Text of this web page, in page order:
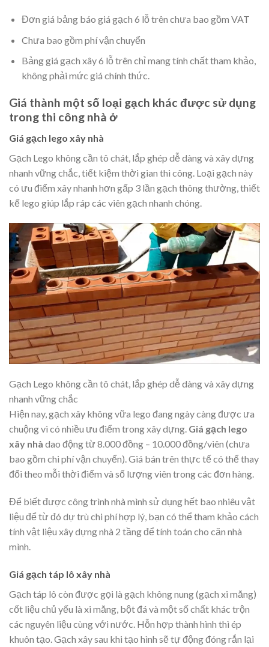
Đơn giá bảng báo giá gạch 6 lỗ trên chưa bao gồm VAT
Chưa bao gồm phí vận chuyển
Bảng giá gạch xây 6 lỗ trên chỉ mang tính chất tham khảo,
không phải mức giá chính thức.
Giá thành một số loại gạch khác được sử dụng
trong thi công nhà ở
Giá gạch lego xây nhà
Gạch Lego không cần tô chát, lắp ghép dễ dàng và xây dựng
nhanh vững chắc, tiết kiệm thời gian thi công. Loại gạch này
có ưu điểm xây nhanh hơn gấp 3 lần gạch thông thường, thiết
kế lego giúp lắp ráp các viên gạch nhanh chóng.
Gạch Lego không cần tô chát, lắp ghép dễ dàng và xây dựng
nhanh vững chắc
Hiện nay, gạch xây không vữa lego đang ngày càng được ưa
chuộng vì có nhiều ưu điểm trong xây dựng. Giá gạch lego
xây nhà dao động từ 8.000 đồng – 10.000 đồng/viên (chưa
bao gồm chi phí vận chuyển). Giá bán trên thực tế có thể thay
đổi theo mỗi thời điểm và số lượng viên trong các đơn hàng.
Để biết được công trình nhà mình sử dụng hết bao nhiêu vật
liệu để từ đó dự trù chi phí hợp lý, bạn có thể tham khảo cách
tính vật liệu xây dựng nhà 2 tầngđể tính toán cho căn nhà
mình.
Giá gạch táp lô xây nhà
Gạch táp lô còn được gọi là gạch không nung (gạch xi măng)
cốt liệu chủ yếu là xi măng, bột đá và một số chất khác trộn
các nguyên liệu cùng với nước. Hỗn hợp thành hình thì ép
khuôn tạo. Gạch xây sau khi tạo hình sẽ tự động đóng rắn lại